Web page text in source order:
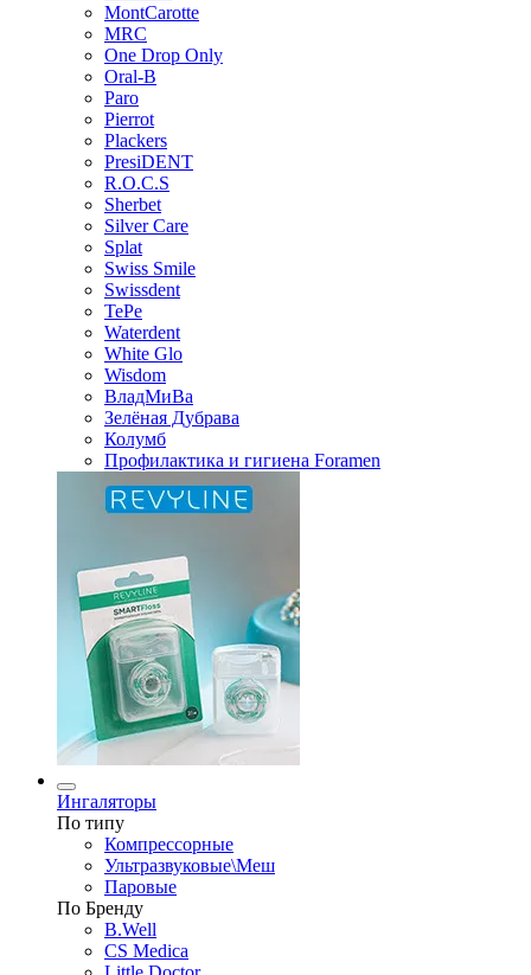
MontCarotte
MRC
One Drop Only
Oral-B
Paro
Pierrot
Plackers
PresiDENT
R.O.C.S
Sherbet
Silver Care
Splat
Swiss Smile
Swissdent
TePe
Waterdent
White Glo
Wisdom
ВладМиВа
Зелёная Дубрава
Колумб
Профилактика и гигиена Foramen
Ингаляторы
По типу
Компрессорные
Ультразвуковые\Меш
Паровые
По Бренду
B.Well
CS Medica